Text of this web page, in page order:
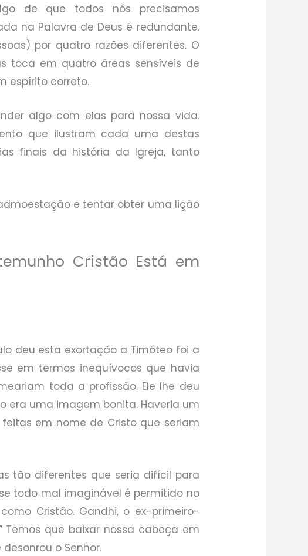
de que todos nós precisamos
na Palavra de Deus é redundante.
por quatro razões diferentes. O
toca em quatro áreas sensíveis de
espírito correto.
algo com elas para nossa vida.
que ilustram cada uma destas
finais da história da Igreja, tanto
e tentar obter uma lição
Cristão Está em
deu esta exortação a Timóteo foi a
em termos inequívocos que havia
toda a profissão. Ele lhe deu
era uma imagem bonita. Haveria um
em nome de Cristo que seriam
tão diferentes que seria difícil para
todo mal imaginável é permitido no
Cristão. Gandhi, o ex-primeiro-
Temos que baixar nossa cabeça em
o Senhor.